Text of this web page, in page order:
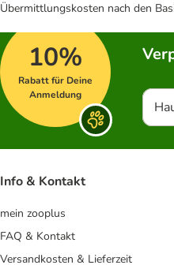
Übermittlungskosten nach den
10%
Rabatt für Deine
Anmeldung
Info & Kontakt
mein zooplus
FAQ & Kontakt
Versandkosten & Lieferzeit